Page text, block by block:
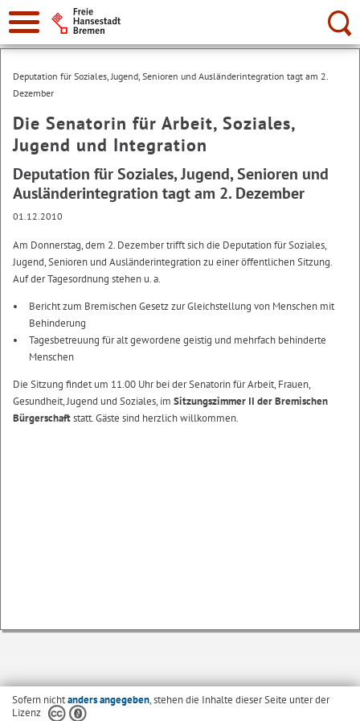
Suche:
Deputation für Soziales, Jugend, Senioren und Ausländerintegration tagt am 2.
Dezember
Die Senatorin für Arbeit, Soziales,
Jugend und Integration
Deputation für Soziales, Jugend, Senioren und
Ausländerintegration tagt am 2. Dezember
01.12.2010
Am Donnerstag, dem 2. Dezember trifft sich die Deputation für Soziales,
Jugend, Senioren und Ausländerintegration zu einer öffentlichen Sitzung.
Auf der Tagesordnung stehen u. a.
Bericht zum Bremischen Gesetz zur Gleichstellung von Menschen mit
Behinderung
Tagesbetreuung für alt gewordene geistig und mehrfach behinderte
Menschen
Die Sitzung findet um 11.00 Uhr bei der Senatorin für Arbeit, Frauen,
Gesundheit, Jugend und Soziales, im Sitzungszimmer II der Bremischen
Bürgerschaftstatt. Gäste sind herzlich willkommen.
Sofern nichtanders angegeben, stehen die Inhalte dieser Seite unter der
Lizenz